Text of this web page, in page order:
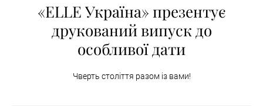
«ELLE Україна» презентує
друкований випуск до
особливої дати
Чверть століття разом із вами!